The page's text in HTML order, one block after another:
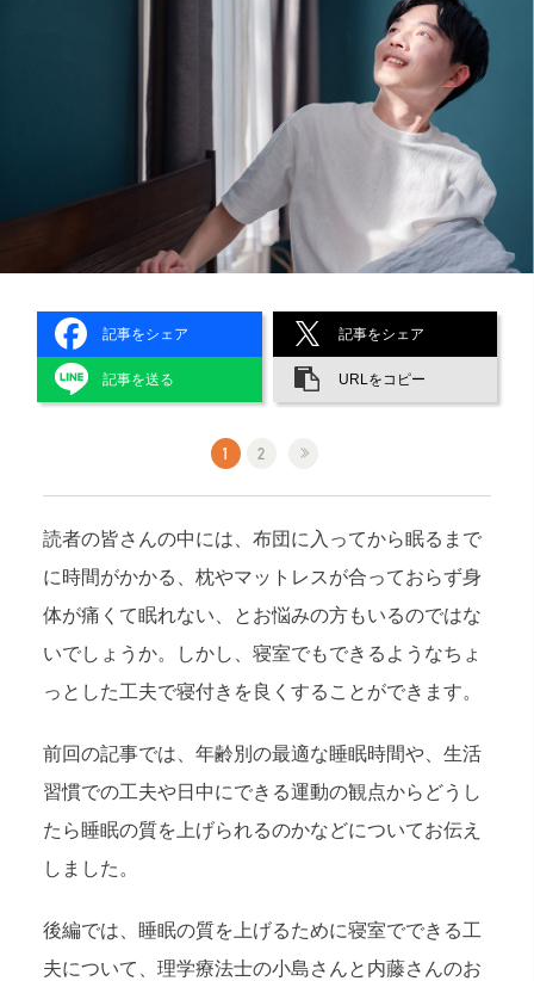
記事をシェア 記事をシェア
記事を送る URLをコピー
1 2
読者の皆さんの中には、布団に入ってから眠るまで
に時間がかかる、枕やマットレスが合っておらず身
体が痛くて眠れない、とお悩みの方もいるのではな
いでしょうか。しかし、寝室でもできるようなちょ
っとした工夫で寝付きを良くすることができます。
前回の記事では、年齢別の最適な睡眠時間や、生活
習慣での工夫や日中にできる運動の観点からどうし
たら睡眠の質を上げられるのかなどについてお伝え
しました。
後編では、睡眠の質を上げるために寝室でできる工
夫について、理学療法士の小島さんと内藤さんのお